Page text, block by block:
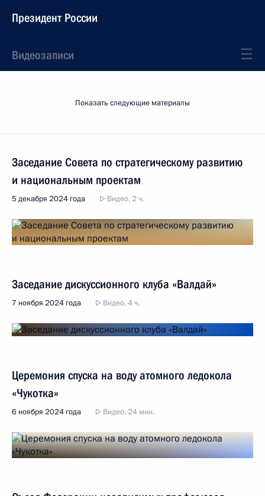
Президент России
Видеозаписи
Показать следующие материалы
Заседание Совета по стратегическому развитию
и национальным проектам
5 декабря 2024 года Видео, 2 ч.
Заседание дискуссионного клуба «Валдай»
7 ноября 2024 года Видео, 4 ч.
Церемония спуска на воду атомного ледокола
«Чукотка»
6 ноября 2024 года Видео, 24 мин.